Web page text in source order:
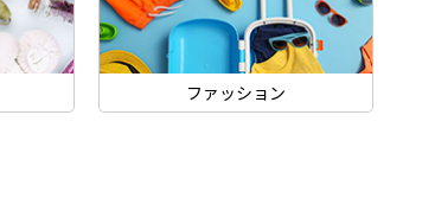
ファッション